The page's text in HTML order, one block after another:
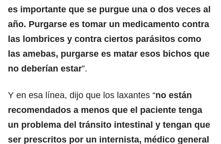
es importante que se purgue una o dos veces al
año. Purgarse es tomar un medicamento contra
las lombrices y contra ciertos parásitos como
las amebas, purgarse es matar esos bichos que
no deberían estar”.
Y en esa línea, dijo que los laxantes “no están
recomendados a menos que el paciente tenga
un problema del tránsito intestinal y tengan que
ser prescritos por un internista, médico general